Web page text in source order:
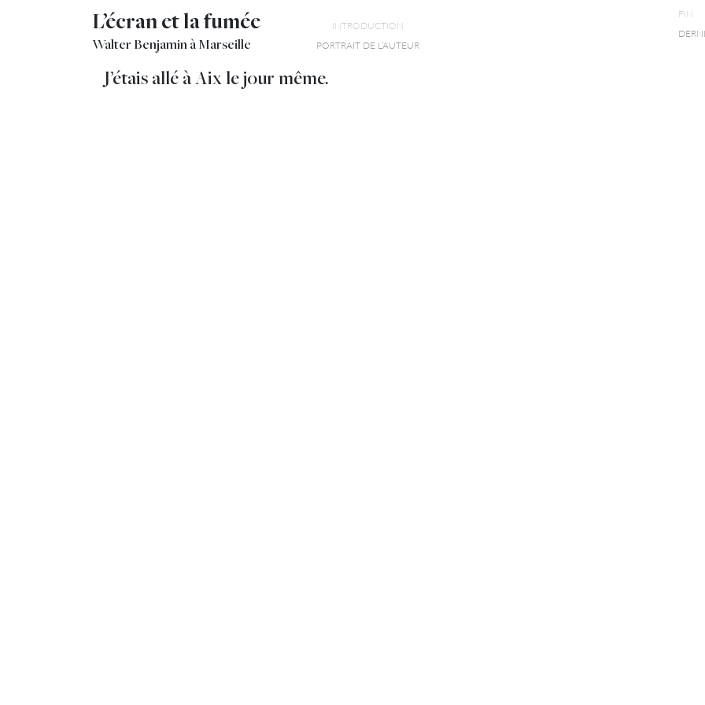
L’écran et la fumée
Walter Benjamin à Marseille
INTRODUCTION
PORTRAIT DE L’AUTEUR
FIN
J’étais allé à Aix le jour même.